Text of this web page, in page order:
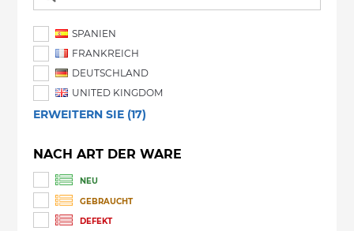
SPANIEN
FRANKREICH
DEUTSCHLAND
UNITED KINGDOM
ERWEITERN SIE (17)
NACH ART DER WARE
NEU
GEBRAUCHT
DEFEKT